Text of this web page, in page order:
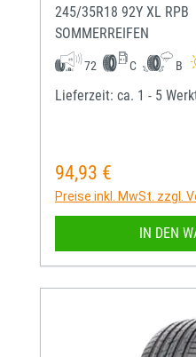
245/35R18 92Y XL RPB
SOMMERREIFEN
72 C B
Lieferzeit: ca. 1 - 5
Regulärer Preis:
94,93 €
Preise inkl. MwSt. zzgl.
IN DEN